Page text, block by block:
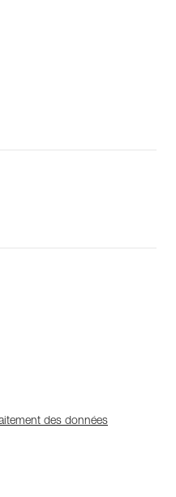
des données